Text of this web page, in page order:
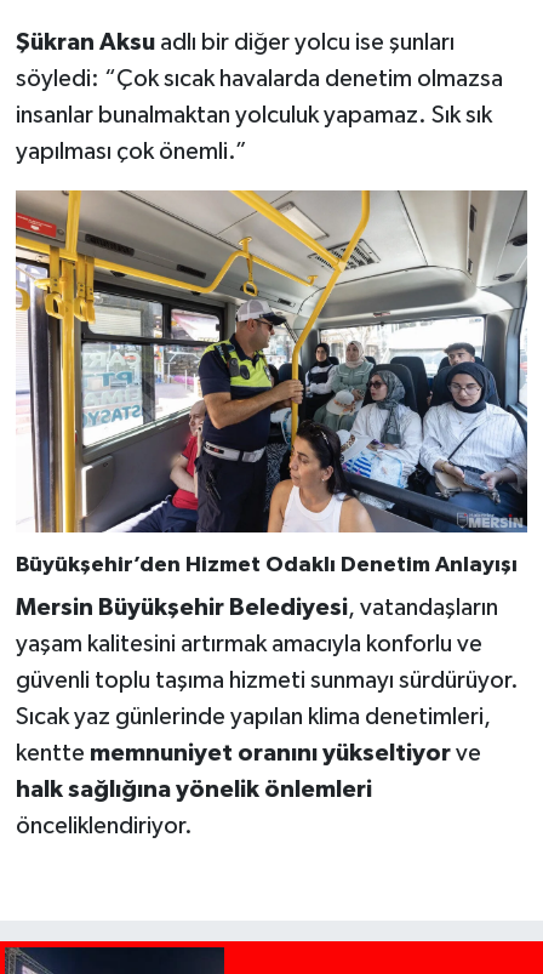
Şükran Aksuadlı bir diğer yolcu ise şunları
söyledi: “Çok sıcak havalarda denetim olmazsa
insanlar bunalmaktan yolculuk yapamaz. Sık sık
yapılması çok önemli.”
Büyükşehir’den Hizmet Odaklı Denetim Anlayışı
Mersin Büyükşehir Belediyesi, vatandaşların
yaşam kalitesini artırmak amacıyla konforlu ve
güvenli toplu taşıma hizmeti sunmayı sürdürüyor.
Sıcak yaz günlerinde yapılan klima denetimleri,
kentte memnuniyet oranını yükseltiyorve
halk sağlığına yönelik önlemleri
önceliklendiriyor.